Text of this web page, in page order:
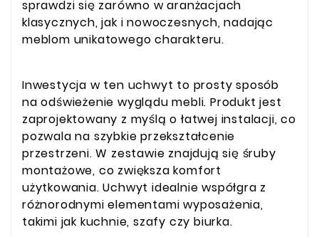
sprawdzi się zarówno w aranżacjach
klasycznych, jak i nowoczesnych, nadając
meblom unikatowego charakteru.
Inwestycja w ten uchwyt to prosty sposób
na odświeżenie wyglądu mebli. Produkt jest
zaprojektowany z myślą o łatwej instalacji, co
pozwala na szybkie przekształcenie
przestrzeni. W zestawie znajdują się śruby
montażowe, co zwiększa komfort
użytkowania. Uchwyt idealnie współgra z
różnorodnymi elementami wyposażenia,
takimi jak kuchnie, szafy czy biurka.